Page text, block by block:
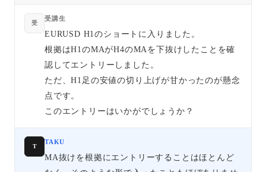
受
受講生
EURUSD H1のショートに入りました。
根拠はH1のMAがH4のMAを下抜けしたことを確
認してエントリーしました。
ただ、H1足の安値の切り上げが甘かったのが懸念
点です。
このエントリーはいかがでしょうか？
T
TAKU
MA抜けを根拠にエントリーすることはほとんど